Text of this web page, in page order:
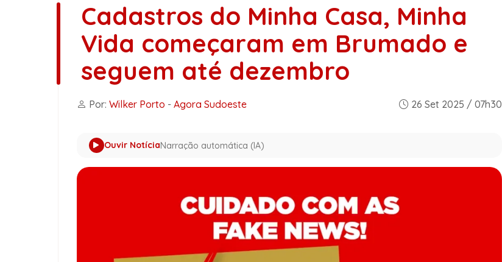
Cadastros do Minha Casa, Minha
Vida começaram em Brumado e
seguem até dezembro
Por: Wilker Porto - Agora Sudoeste 26 Set 2025 / 07h30
Ouvir NotíciaNarração automática (IA)